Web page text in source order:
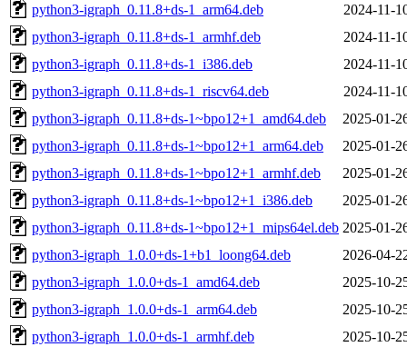
python3-igraph_0.11.8+ds-1_arm64.deb
2024-11-
python3-igraph_0.11.8+ds-1_armhf.deb
2024-11-
python3-igraph_0.11.8+ds-1_i386.deb
2024-11-
python3-igraph_0.11.8+ds-1_riscv64.deb
2024-11-
python3-igraph_0.11.8+ds-1~bpo12+1_amd64.deb
2025-01-
python3-igraph_0.11.8+ds-1~bpo12+1_arm64.deb
2025-01-
python3-igraph_0.11.8+ds-1~bpo12+1_armhf.deb
2025-01-
python3-igraph_0.11.8+ds-1~bpo12+1_i386.deb
2025-01-
python3-igraph_0.11.8+ds-1~bpo12+1_mips64el.deb 2025-01-
python3-igraph_1.0.0+ds-1+b1_loong64.deb
2026-04-
python3-igraph_1.0.0+ds-1_amd64.deb
2025-10-
python3-igraph_1.0.0+ds-1_arm64.deb
2025-10-
python3-igraph_1.0.0+ds-1_armhf.deb
2025-10-